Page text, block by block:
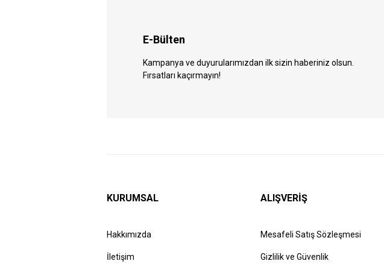
E-Bülten
Kampanya ve duyurularımızdan ilk sizin haberiniz olsun.
Fırsatları kaçırmayın!
KURUMSAL
Hakkımızda
İletişim
ALIŞVERİŞ
Mesafeli Satış Sözleşmesi
Gizlilik ve Güvenlik